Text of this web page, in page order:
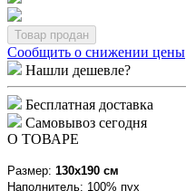
Товар продан
Сообщить о снижении цены
Нашли дешевле?
Бесплатная доставка
Самовывоз сегодня
О ТОВАРЕ
Размер: 130x190 см
Наполнитель: 100% пух